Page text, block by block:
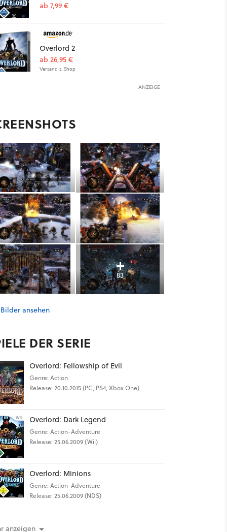
ab 7,99 €
Overlord 2
ab 26,95 €
Versand s. Shop
ANZEIGE
83
ansehen
DER SERIE
Overlord: Fellowship of Evil
Genre: Action
Release: 20.10.2015 (PC, PS4, Xbox One)
Overlord: Dark Legend
Genre: Action-Adventure
Release: 25.06.2009 (Wii)
Overlord: Minions
Genre: Action-Adventure
Release: 25.06.2009 (NDS)
anzeigen